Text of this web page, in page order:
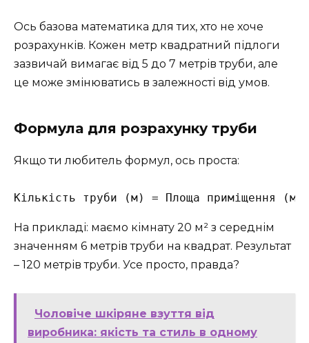
Ось базова математика для тих, хто не хоче
розрахунків. Кожен метр квадратний підлоги
зазвичай вимагає від 5 до 7 метрів труби, але
це може змінюватись в залежності від умов.
Формула для розрахунку труби
Якщо ти любитель формул, ось проста:
На прикладі: маємо кімнату 20 м² з середнім
значенням 6 метрів труби на квадрат. Результат
– 120 метрів труби. Усе просто, правда?
Чоловіче шкіряне взуття від
виробника: якість та стиль в одному